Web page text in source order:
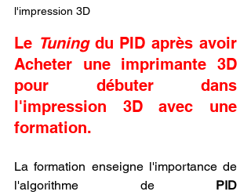
l'impression 3D
Le Tuning du PID après avoir
Acheter une imprimante 3D
pour débuter dans
l'impression 3D avec une
formation.
La formation enseigne l'importance de
l'algorithme de PID